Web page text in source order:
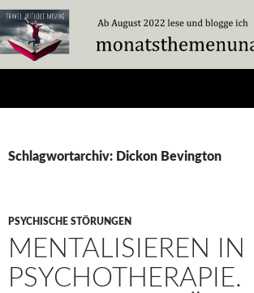
Zum
Inhalt
springen
Schlagwortarchiv: Dickon Bevington
PSYCHISCHE STÖRUNGEN
MENTALISIEREN IN
PSYCHOTHERAPIE.